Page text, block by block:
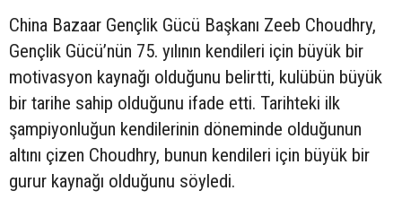
China Bazaar Gençlik Gücü Başkanı Zeeb Choudhry,
Gençlik Gücü’nün 75. yılının kendileri için büyük bir
motivasyon kaynağı olduğunu belirtti, kulübün büyük
bir tarihe sahip olduğunu ifade etti. Tarihteki ilk
şampiyonluğun kendilerinin döneminde olduğunun
altını çizen Choudhry, bunun kendileri için büyük bir
gurur kaynağı olduğunu söyledi.